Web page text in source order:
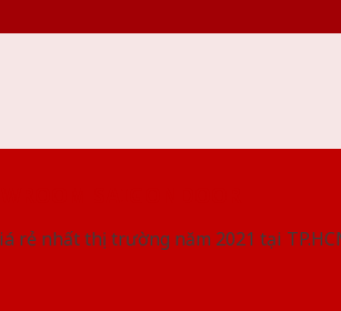
rẻ nhất thị trường năm 2021 tại